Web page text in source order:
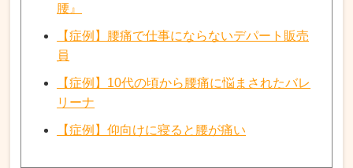
腰』
【症例】腰痛で仕事にならないデパート販売
員
【症例】10代の頃から腰痛に悩まされたバレ
リーナ
【症例】仰向けに寝ると腰が痛い